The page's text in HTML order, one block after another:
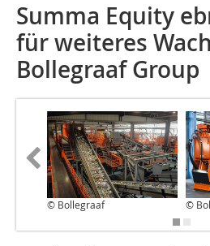
Summa Equity
für weiteres
Bollegraaf Group
© Bollegraaf ©